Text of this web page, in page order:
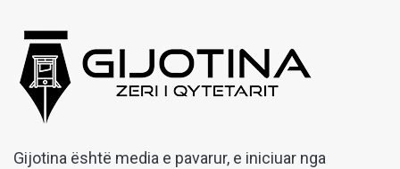
Gijotina është media e pavarur, e iniciuar nga